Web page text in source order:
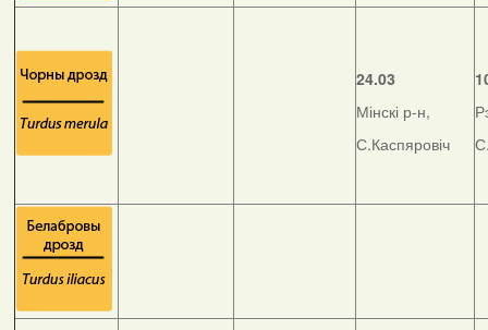
24.03
Мінскі р-н,
С.Каспяровіч